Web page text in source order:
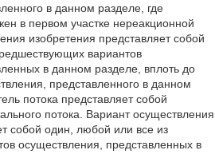
в данном разделе, где
в первом участке нереакционной
изобретения представляет собой
вариантов
в данном разделе, вплоть до
представленного в данном
потока представляет собой
потока. Вариант осуществления
собой один, любой или все из
осуществления, представленных в